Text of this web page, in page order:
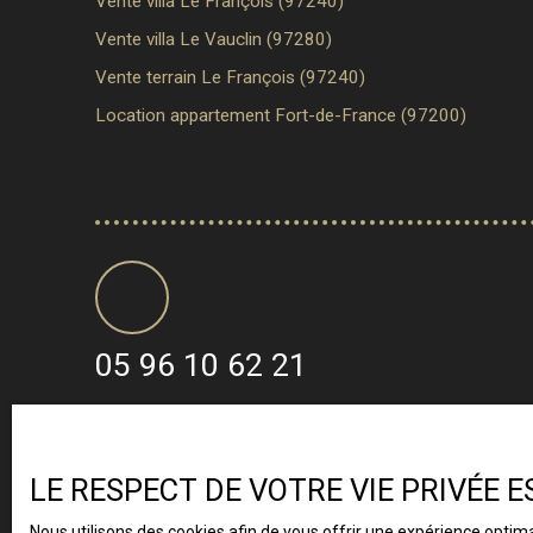
Vente villa Le Vauclin (97280)
Vente terrain Le François (97240)
Location appartement Fort-de-France (97200)
05 96 10 62 21
LE RESPECT DE VOTRE VIE PRIVÉE